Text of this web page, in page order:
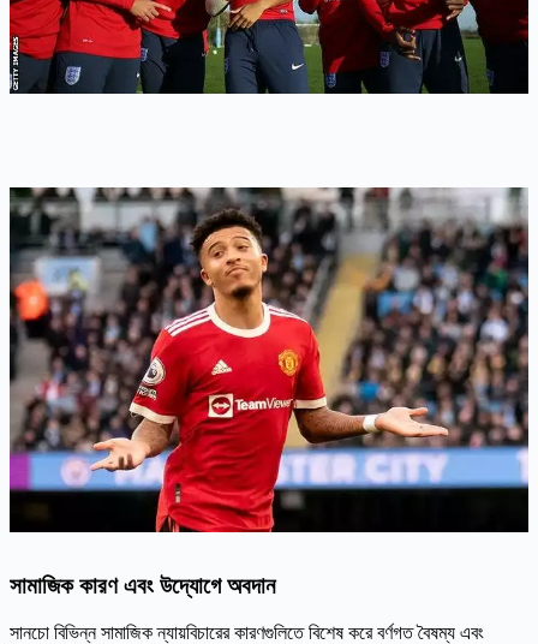
সামাজিক কারণ এবং উদ্যোগে অবদান
সানচো বিভিন্ন সামাজিক ন্যায়বিচারের কারণগুলিতে বিশেষ করে বর্ণগত বৈষম্য এবং